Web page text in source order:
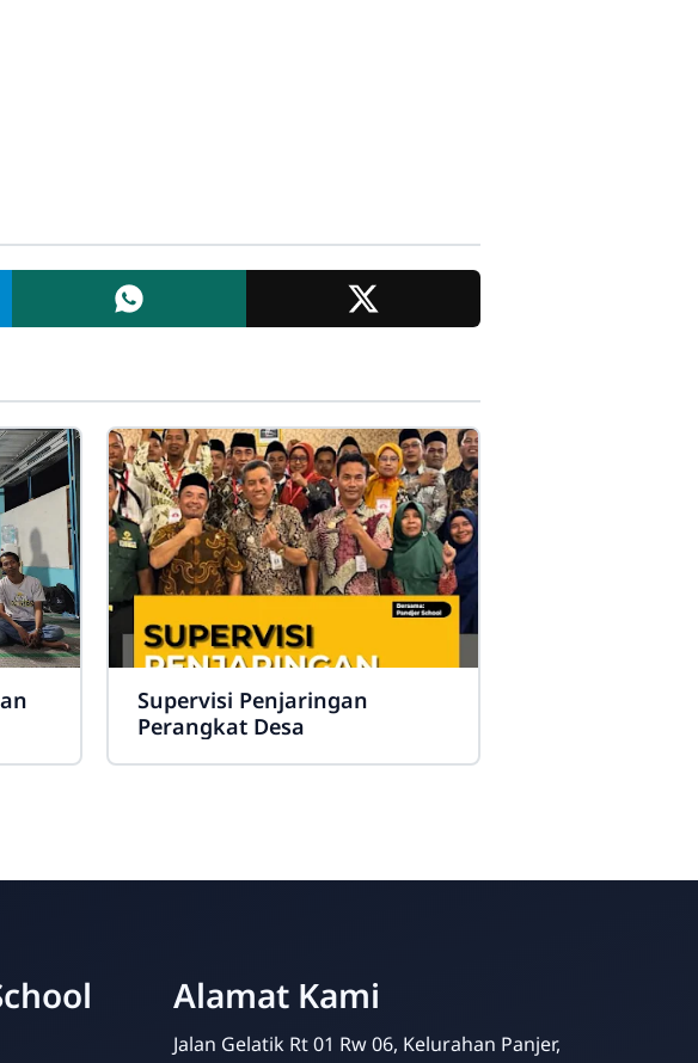
Supervisi Penjaringan
Perangkat Desa
Alamat Kami
Jalan Gelatik Rt 01 Rw 06, Kelurahan Panjer,